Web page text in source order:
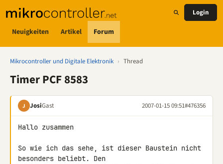
Neuigkeiten Artikel Forum
Login
Mikrocontroller und Digitale Elektronik › Thread
Timer PCF 8583
J JosiGast 2007-01-15 09:51#476356
Hallo zusammen
So wie ich das sehe, ist dieser Baustein nicht
besonders beliebt. Den